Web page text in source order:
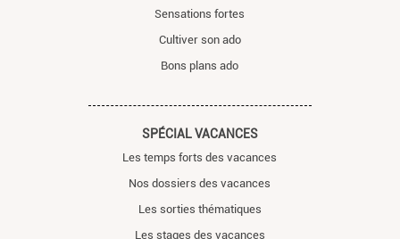
Sensations fortes
Cultiver son ado
Bons plans ado
SPÉCIAL VACANCES
Les temps forts des vacances
Nos dossiers des vacances
Les sorties thématiques
Les stages des vacances